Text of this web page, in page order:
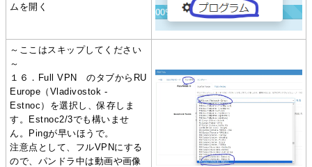
ムを開く
～ここはスキップしてください
～
１６．Full VPN のタブからRU
Europe（Vladivostok -
Estnoc）を選択し、保存しま
す。Estnoc2/3でも構いませ
ん。Pingが早いほうで。
注意点として、フルVPNにする
ので、パンドラ中は動画や画像